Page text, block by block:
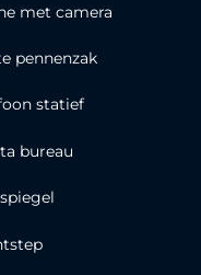
met camera
pennenzak
statief
bureau